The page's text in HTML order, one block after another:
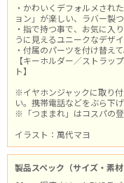
・かわいくデフォルメされ
ョン」が楽しい、ラバー製つ
・指で持つ事で、お気に入
うに見えるユニークなデザイ
・付属のパーツを付け替え
【キーホルダー／ストラッ
ト】
※イヤホンジャックに取り
い。携帯電話などをぶら下
※「つままれ」はコスパの登
イラスト：萬代マヨ
製品スペック（サイズ・素材